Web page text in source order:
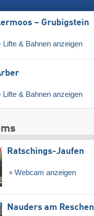
– Grubigstein
Lifte & Bahnen anzeigen
Lifte & Bahnen anzeigen
Ratschings-Jaufen
Webcam anzeigen
Nauders am